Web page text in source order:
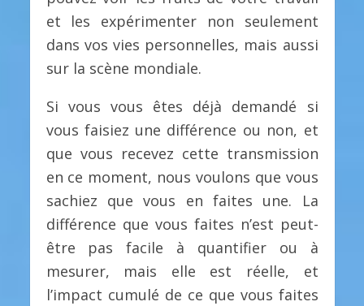
et les expérimenter non seulement
dans vos vies personnelles, mais aussi
sur la scène mondiale.
Si vous vous êtes déjà demandé si
vous faisiez une différence ou non, et
que vous recevez cette transmission
en ce moment, nous voulons que vous
sachiez que vous en faites une. La
différence que vous faites n’est peut-
être pas facile à quantifier ou à
mesurer, mais elle est réelle, et
l’impact cumulé de ce que vous faites